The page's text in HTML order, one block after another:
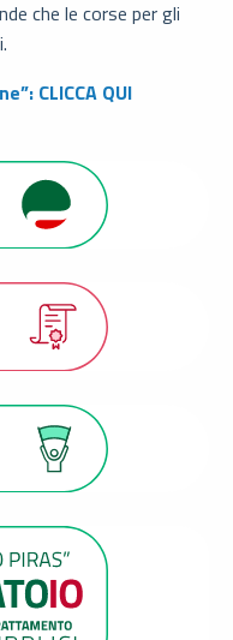
che le corse per gli
CLICCA QUI